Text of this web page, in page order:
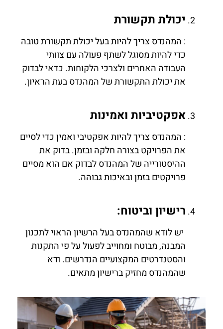
יכולת תקשורת
: המהנדס צריך להיות בעל יכולת תקשורת טובה
כדי להיות מסוגל לשתף פעולה עם צוותי
העבודה האחרים ולצרכי הלקוחות. כדאי לבדוק
את יכולת התקשורת של המהנדס בעת הראיון.
אפקטיביות ואמינות
: המהנדס צריך להיות אפקטיבי ואמין כדי לסיים
את הפרויקט בצורה חלקה ובזמן. בדוק את
ההיסטורייה של המהנדס לבדוק אם הוא מסיים
פרויקטים בזמן ובאיכות גבוהה.
רישיון וביטוח:
יש לודא שהמהנדס בעל הרשיון הראוי לתכנון
המבנה, מבוטח ומחוייב לפעול על פי התקנות
והסטנדרטים המקצועיים הנדרשים. ודא
שהמהנדס מחזיק ברישיון מתאים.